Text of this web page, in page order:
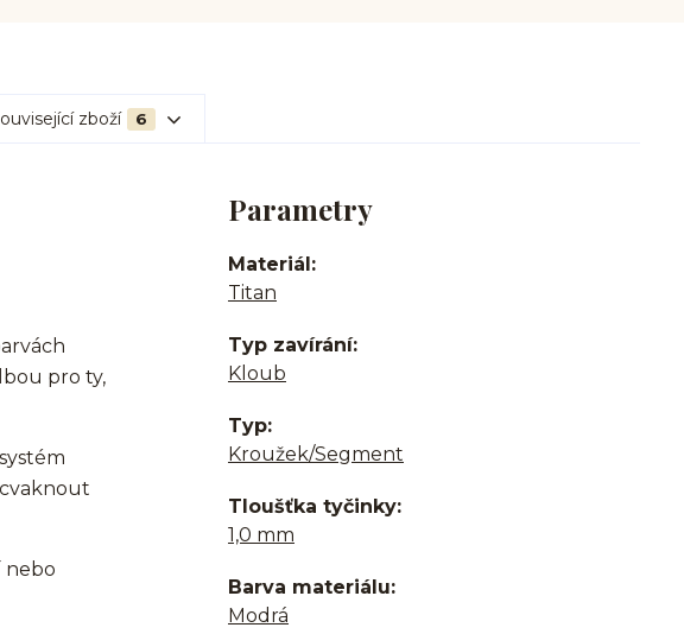
zboží 6
pro ty,
nebo
Parametry
Materiál
Titan
Typ zavírání
Kloub
Typ
Kroužek/Segment
Tloušťka tyčinky
1,0 mm
Barva materiálu
Modrá